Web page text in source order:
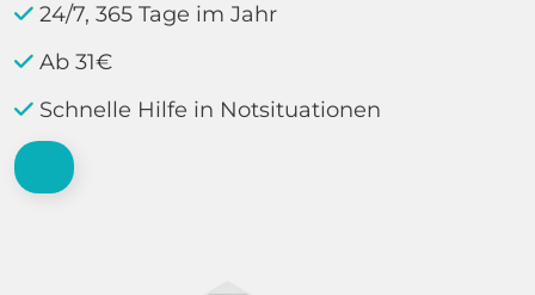
24/7, 365 Tage im Jahr
Ab 31€
Schnelle Hilfe in Notsituationen